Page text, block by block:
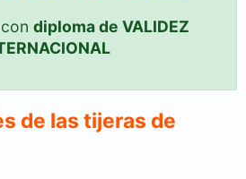
diploma de VALIDEZ
de las tijeras de